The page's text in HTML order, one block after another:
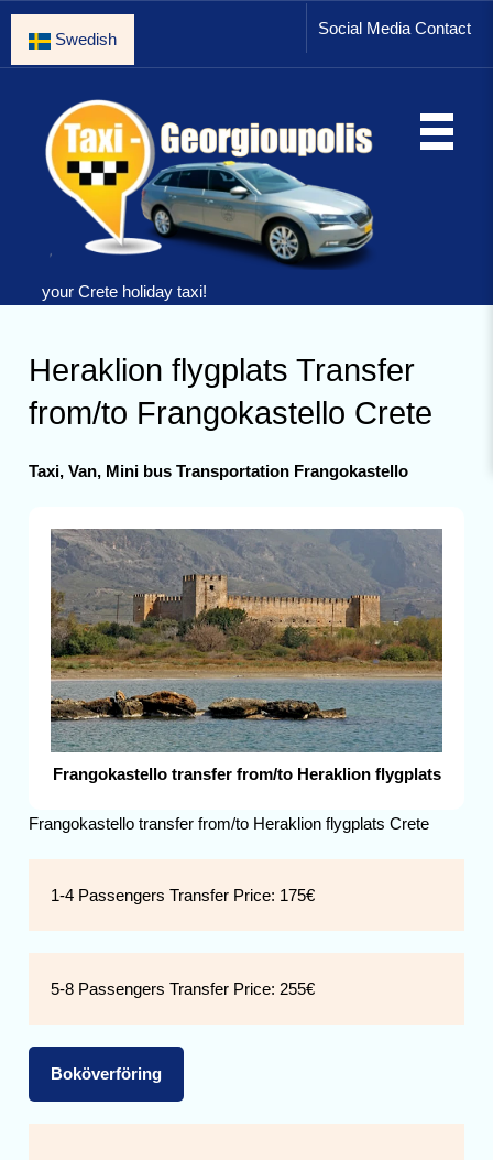
Social Media Contact
Swedish
your Crete holiday taxi!
Heraklion flygplats Transfer
from/to Frangokastello Crete
Taxi, Van, Mini bus Transportation Frangokastello
Frangokastello transfer from/to Heraklion flygplats
Frangokastello transfer from/to Heraklion flygplats Crete
1-4 Passengers Transfer Price: 175€
5-8 Passengers Transfer Price: 255€
Boköverföring